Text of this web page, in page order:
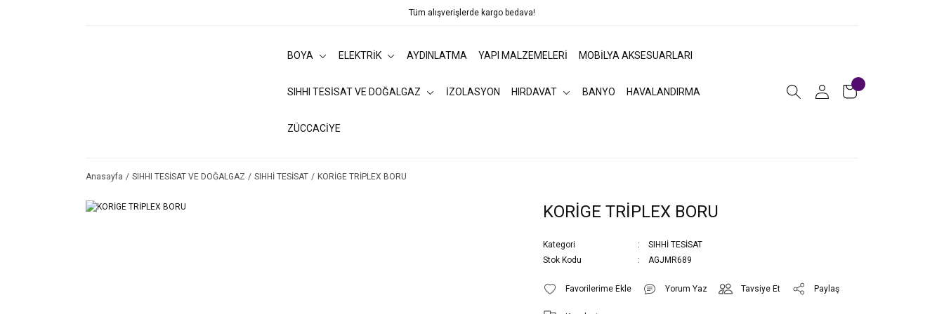
Tüm alışverişlerde kargo bedava!
BOYA ELEKTRİK AYDINLATMA YAPI MALZEMELERİ MOBİLYA AKSESUARLARI
SIHHI TESİSAT VE DOĞALGAZ İZOLASYON HIRDAVAT BANYO HAVALANDIRMA
ZÜCCACİYE
Anasayfa SIHHI TESİSAT VE DOĞALGAZ SIHHİ TESİSAT KORİGE TRİPLEX BORU
KORİGE TRİPLEX BORU
Kategori
SIHHİ TESİSAT
Stok Kodu
AGJMR689
Yorum Yaz Tavsiye Et Paylaş